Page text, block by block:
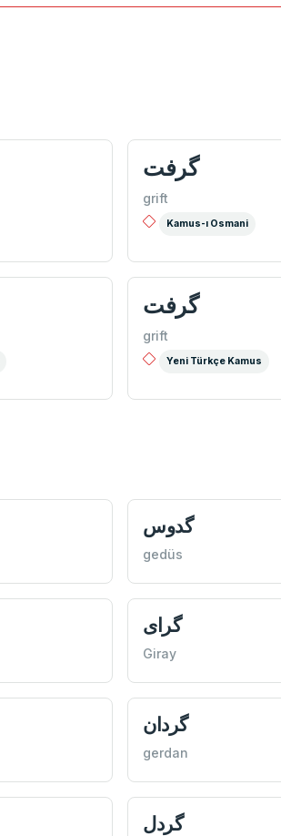
گرفت
grift
Kamus-ı Osmani
گرفت
grift
Yeni Türkçe Kamus
گدوس
gedüs
گرای
Giray
گردان
gerdan
گردل